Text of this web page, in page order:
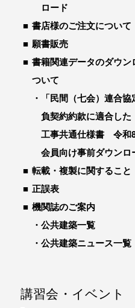
ロード
書店様のご注文について
願書販売
書籍関連データのダウン
ついて
「民間（七会）連合
負契約約款に適合した
工事共通仕様書 令和8
会員向け事前ダウンロ
転載・複製に関すること
正誤表
機関誌のご案内
公共建築一覧
公共建築ニュース一覧
講習会・イベント